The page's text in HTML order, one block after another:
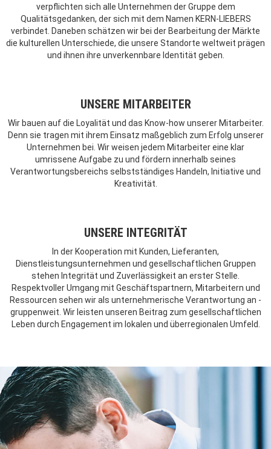
verpflichten sich alle Unternehmen der Gruppe dem
Qualitätsgedanken, der sich mit dem Namen KERN-LIEBERS
verbindet. Daneben schätzen wir bei der Bearbeitung der Märkte
die kulturellen Unterschiede, die unsere Standorte weltweit prägen
und ihnen ihre unverkennbare Identität geben.
UNSERE MITARBEITER
Wir bauen auf die Loyalität und das Know-how unserer Mitarbeiter.
Denn sie tragen mit ihrem Einsatz maßgeblich zum Erfolg unserer
Unternehmen bei. Wir weisen jedem Mitarbeiter eine klar
umrissene Aufgabe zu und fördern innerhalb seines
Verantwortungsbereichs selbstständiges Handeln, Initiative und
Kreativität.
UNSERE INTEGRITÄT
In der Kooperation mit Kunden, Lieferanten,
Dienstleistungsunternehmen und gesellschaftlichen Gruppen
stehen Integrität und Zuverlässigkeit an erster Stelle.
Respektvoller Umgang mit Geschäftspartnern, Mitarbeitern und
Ressourcen sehen wir als unternehmerische Verantwortung an -
gruppenweit. Wir leisten unseren Beitrag zum gesellschaftlichen
Leben durch Engagement im lokalen und überregionalen Umfeld.